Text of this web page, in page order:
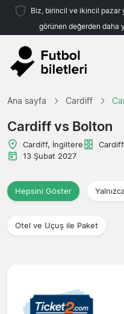
Biz, birincil ve ikincil pazar
görünen değerden daha
Ana sayfa Cardiff
Cardiff vs Bolton
Cardiff, İngiltere
13 Şubat 2027
Hepsini Göster
Otel ve Uçuş ile Paket